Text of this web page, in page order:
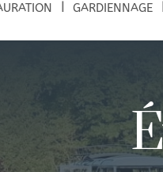
GARDIENNAGE